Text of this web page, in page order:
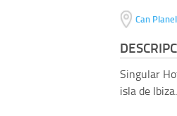
Can
Singular
isla de Ibiza.